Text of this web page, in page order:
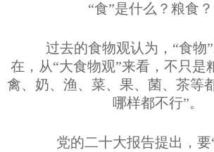
“食”是什么？粮食
过去的食物观认为，“食物
在，从“大食物观”来看，不只是
禽、奶、渔、菜、果、菌、茶等
哪样都不行”。
党的二十大报告提出，